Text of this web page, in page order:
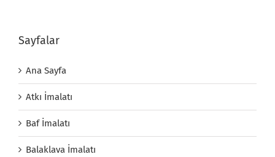
Sayfalar
Ana Sayfa
Atkı İmalatı
Baf İmalatı
Balaklava İmalatı